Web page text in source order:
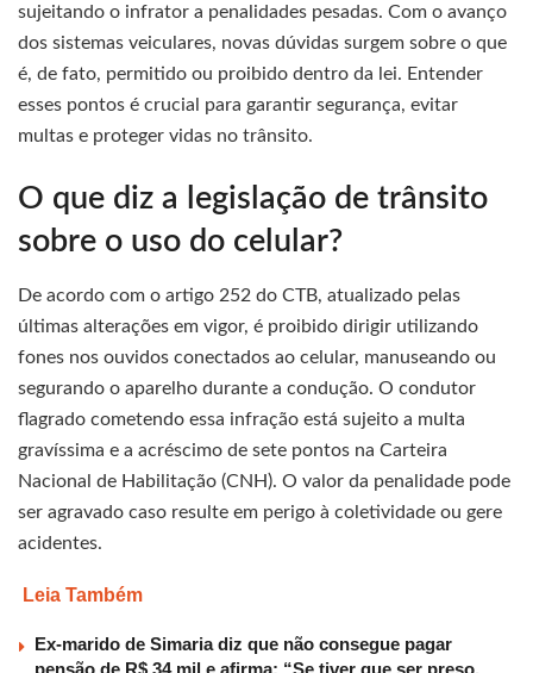
sujeitando o infrator a penalidades pesadas. Com o avanço
dos sistemas veiculares, novas dúvidas surgem sobre o que
é, de fato, permitido ou proibido dentro da lei. Entender
esses pontos é crucial para garantir segurança, evitar
multas e proteger vidas no trânsito.
O que diz a legislação de trânsito
sobre o uso do celular?
De acordo com o artigo 252 do CTB, atualizado pelas
últimas alterações em vigor, é proibido dirigir utilizando
fones nos ouvidos conectados ao celular, manuseando ou
segurando o aparelho durante a condução. O condutor
flagrado cometendo essa infração está sujeito a multa
gravíssima e a acréscimo de sete pontos na Carteira
Nacional de Habilitação (CNH). O valor da penalidade pode
ser agravado caso resulte em perigo à coletividade ou gere
acidentes.
Leia Também
Ex-marido de Simaria diz que não consegue pagar
pensão de R$ 34 mil e afirma: “Se tiver que ser preso,